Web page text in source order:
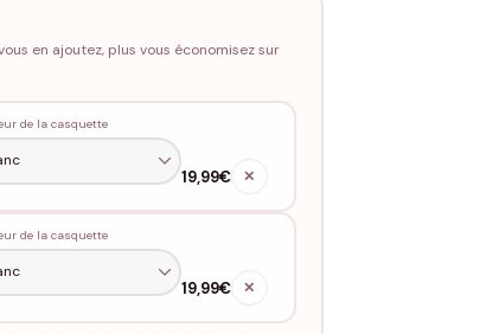
en ajoutez, plus vous économisez sur
de la casquette
19,99€ ✕
de la casquette
19,99€ ✕